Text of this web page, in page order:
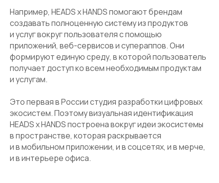
Например, HEADS x HANDS помогают брендам
создавать полноценную систему из продуктов
и услуг вокруг пользователя с помощью
приложений, веб-сервисов и супераппов. Они
формируют единую среду, в которой пользователь
получает доступ ко всем необходимым продуктам
и услугам.
Это первая в России студия разработки цифровых
экосистем. Поэтому визуальная идентификация
HEADS x HANDS построена вокруг идеи экосистемы
в пространстве, которая раскрывается
и в мобильном приложении, и в соцсетях, и в мерче,
и в интерьере офиса.